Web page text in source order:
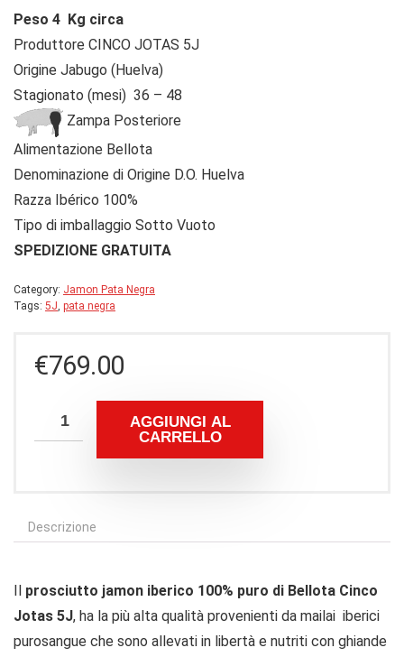
Peso 4 Kg circa
Produttore CINCO JOTAS 5J
Origine Jabugo (Huelva)
Stagionato (mesi) 36 – 48
Zampa Posteriore
Alimentazione Bellota
Denominazione di Origine D.O. Huelva
Razza Ibérico 100%
Tipo di imballaggio Sotto Vuoto
SPEDIZIONE GRATUITA
Category: Jamon Pata Negra
Tags: 5J, pata negra
€769.00
AGGIUNGI AL
CARRELLO
Descrizione
Il prosciutto jamon iberico 100% puro di Bellota Cinco
Jotas 5J, ha la più alta qualità provenienti da mailai iberici
purosangue che sono allevati in libertà e nutriti con ghiande